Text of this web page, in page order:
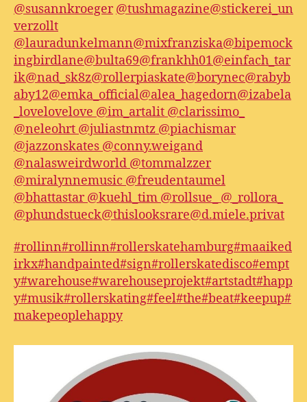
@susannkroeger @tushmagazine@stickerei_un
verzollt
@lauradunkelmann@mixfranziska@bipemock
ingbirdlane@bulta69@frankhh01@einfach_tar
ik@nad_sk8z@rollerpiaskate@borynec@rabyb
aby12@emka_official@alea_hagedorn@izabela
_lovelovelove @im_artalit @clarissimo_
@neleohrt @juliastnmtz @piachismar
@jazzonskates @conny.weigand
@nalasweirdworld @tommalzzer
@miralynnemusic @freudentaumel
@bhattastar @kuehl_tim @rollsue_
@_rollora_
@phundstueck@thislooksrare@d.miele.privat
#rollinn#rollinn#rollerskatehamburg#maaiked
irkx#handpainted#sign#rollerskatedisco#empt
y#warehouse#warehouseprojekt#artstadt#happ
y#musik#rollerskating#feel#the#beat#keepup#
makepeoplehappy